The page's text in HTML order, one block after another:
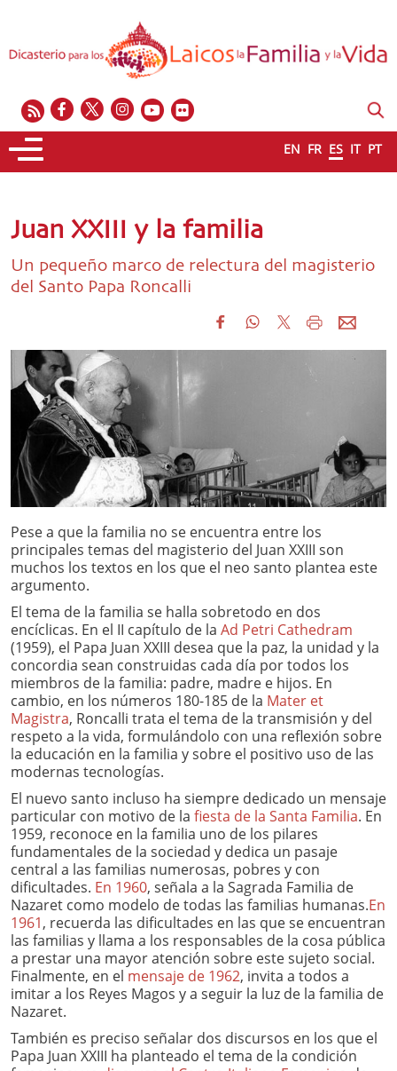
EN FR ES IT PT
Juan XXIII y la familia
Un pequeño marco de relectura del magisterio
del Santo Papa Roncalli
Pese a que la familia no se encuentra entre los
principales temas del magisterio del Juan XXIII son
muchos los textos en los que el neo santo plantea este
argumento.
El tema de la familia se halla sobretodo en dos
encíclicas. En el II capítulo de la Ad Petri Cathedram
(1959), el Papa Juan XXIII desea que la paz, la unidad y la
concordia sean construidas cada día por todos los
miembros de la familia: padre, madre e hijos. En
cambio, en los números 180-185 de la Mater et
Magistra, Roncalli trata el tema de la transmisión y del
respeto a la vida, formulándolo con una reflexión sobre
la educación en la familia y sobre el positivo uso de las
modernas tecnologías.
El nuevo santo incluso ha siempre dedicado un mensaje
particular con motivo de la fiesta de la Santa Familia. En
1959, reconoce en la familia uno de los pilares
fundamentales de la sociedad y dedica un pasaje
central a las familias numerosas, pobres y con
dificultades. En 1960, señala a la Sagrada Familia de
Nazaret como modelo de todas las familias humanas.En
1961, recuerda las dificultades en las que se encuentran
las familias y llama a los responsables de la cosa pública
a prestar una mayor atención sobre este sujeto social.
Finalmente, en el mensaje de 1962, invita a todos a
imitar a los Reyes Magos y a seguir la luz de la familia de
Nazaret.
También es preciso señalar dos discursos en los que el
Papa Juan XXIII ha planteado el tema de la condición